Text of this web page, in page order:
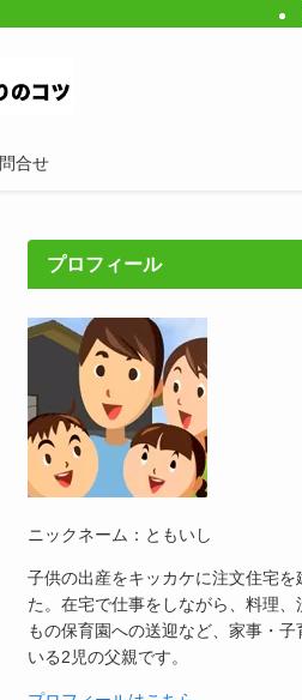
問合せ
プロフィール
ニックネーム：ともいし
子供の出産をキッカケに注文住宅を
た。在宅で仕事をしながら、料理、
もの保育園への送迎など、家事・子
いる2児の父親です。